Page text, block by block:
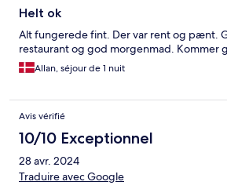
Helt ok
Alt fungerede fint. Der var rent og pænt.
restaurant og god morgenmad. Kommer
Allan, séjour de 1 nuit
Avis vérifié
10/10 Exceptionnel
28 avr. 2024
Traduire avec Google